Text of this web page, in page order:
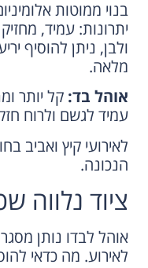
יתרונות: עמיד,
ולבן, ניתן להוסיף
מלאה.
אוהל בד: קל יותר
עמיד לגשם ולרוח
הנכונה.
ציוד נלווה
אוהל לבדו נותן
לאירוע. מה כדאי